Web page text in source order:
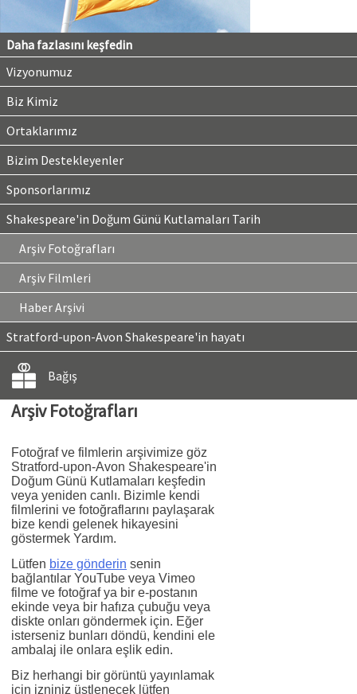
Daha fazlasını keşfedin
Vizyonumuz
Biz Kimiz
Ortaklarımız
Bizim Destekleyenler
Sponsorlarımız
Shakespeare'in Doğum Günü Kutlamaları Tarih
Arşiv Fotoğrafları
Arşiv Filmleri
Haber Arşivi
Stratford-upon-Avon Shakespeare'in hayatı
Bağış
Arşiv Fotoğrafları
Fotoğraf ve filmlerin arşivimize göz
Stratford-upon-Avon Shakespeare'in
Doğum Günü Kutlamaları keşfedin
veya yeniden canlı. Bizimle kendi
filmlerini ve fotoğraflarını paylaşarak
bize kendi gelenek hikayesini
göstermek Yardım.
Lütfen bize gönderin senin
bağlantılar YouTube veya Vimeo
filme ve fotoğraf ya bir e-postanın
ekinde veya bir hafıza çubuğu veya
diskte onları göndermek için. Eğer
isterseniz bunları döndü, kendini ele
ambalaj ile onlara eşlik edin.
Biz herhangi bir görüntü yayınlamak
için izniniz üstlenecek lütfen